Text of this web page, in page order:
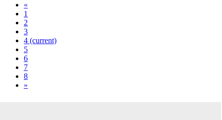
«
1
2
3
4 (current)
5
6
7
8
»